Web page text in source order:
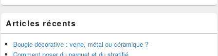
Articles récents
Bougie décorative : verre, métal ou céramique ?
Comment poser du parquet et du stratifié